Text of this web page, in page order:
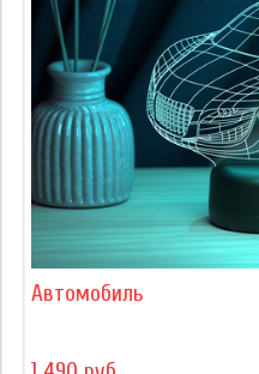
Автомобиль